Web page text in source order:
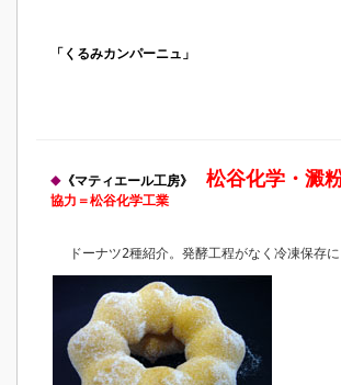
「くるみカンパーニュ」
◆《マティエール工房》 松谷化学・澱
協力＝松谷化学工業
ドーナツ2種紹介。発酵工程がなく冷凍保存